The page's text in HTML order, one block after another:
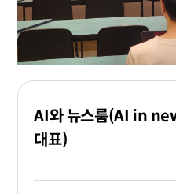
AI와 뉴스룸(AI in
대표)